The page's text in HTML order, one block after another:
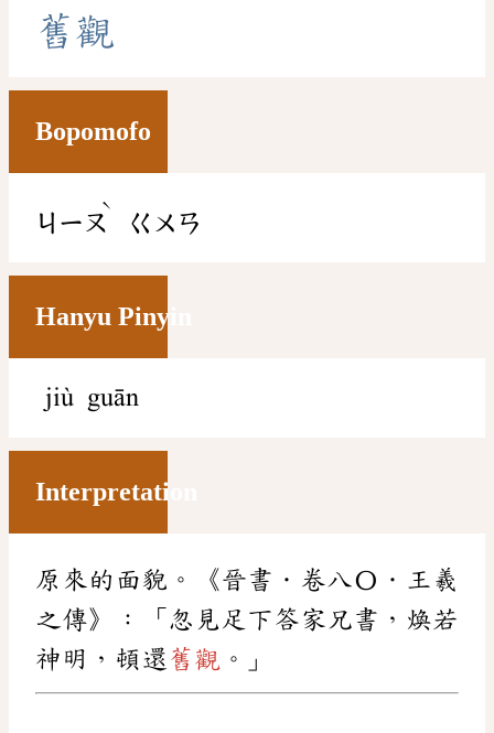
舊觀
Bopomofo
ㄐㄧㄡ
ˋ
ㄍㄨㄢ
Hanyu Pinyin
jiù guān
Interpretation
原來的面貌。《晉書．卷八〇．王羲
之傳》：「忽見足下答家兄書，煥若
神明，頓還 舊觀 。」